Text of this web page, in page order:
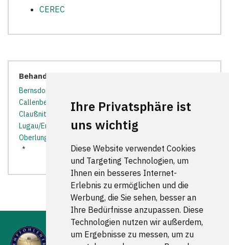
Ihre Privatsphäre ist
uns wichtig
Diese Website verwendet Cookies
und Targeting Technologien, um
Ihnen ein besseres Internet-
Erlebnis zu ermöglichen und die
Werbung, die Sie sehen, besser an
Ihre Bedürfnisse anzupassen. Diese
Technologien nutzen wir außerdem,
um Ergebnisse zu messen, um zu
CEREC
Behandler in der Nähe:
Bernsdorf bei Hohenstein-Ernstthal
Callenberg bei Hohenstein-Ernstthal*Chemnitz*
Claußnitz
Hohenstein-Ernstthal
Lugau/Erzgebirge *Lunzenau* Mühlau
Oberlungwitz
*